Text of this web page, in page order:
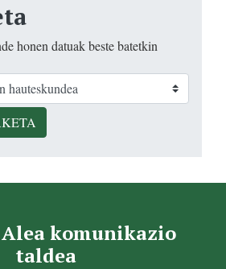
honen datuak beste batetkin
komunikazio
taldea